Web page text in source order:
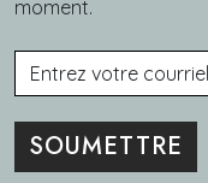
moment.
Courriel